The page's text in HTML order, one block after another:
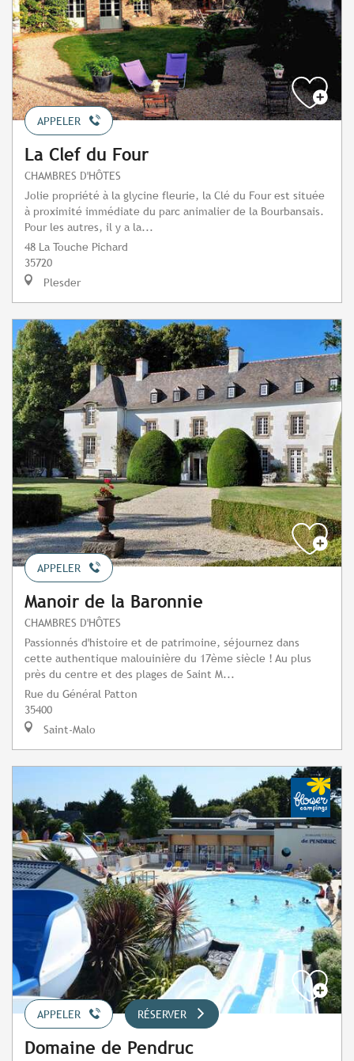
APPELER
La Clef du Four
CHAMBRES D'HÔTES
Jolie propriété à la glycine fleurie, la Clé du Four est située
à proximité immédiate du parc animalier de la Bourbansais.
Pour les autres, il y a la...
48 La Touche Pichard
35720
Plesder
APPELER
Manoir de la Baronnie
CHAMBRES D'HÔTES
Passionnés d'histoire et de patrimoine, séjournez dans
cette authentique malouinière du 17ème siècle ! Au plus
près du centre et des plages de Saint M...
Rue du Général Patton
35400
Saint-Malo
APPELER RÉSERVER
Domaine de Pendruc